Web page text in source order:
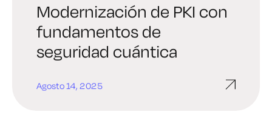
Modernización de PKI con
fundamentos de
seguridad cuántica
Agosto 14, 2025